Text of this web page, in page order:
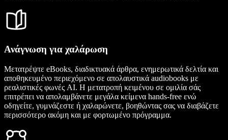
Ανάγνωση για χαλάρωση
Μετατρέψτε eBooks, διαδικτυακά άρθρα, ενημερωτικά δελτία και
αποθηκευμένο περιεχόμενο σε απολαυστικά audiobooks με
ρεαλιστικές φωνές AI. Η μετατροπή κειμένου σε ομιλία σάς
επιτρέπει να απολαμβάνετε μεγάλα κείμενα hands-free ενώ
οδηγείτε, γυμνάζεστε ή χαλαρώνετε, βοηθώντας σας να διαβάζετε
περισσότερο ακόμη και με φορτωμένο πρόγραμμα.